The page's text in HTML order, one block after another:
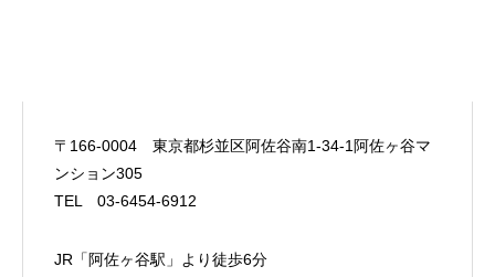
〒166-0004 東京都杉並区阿佐谷南1-34-1阿佐ヶ谷マ
ンション305
TEL 03-6454-6912
JR「阿佐ヶ谷駅」より徒歩6分